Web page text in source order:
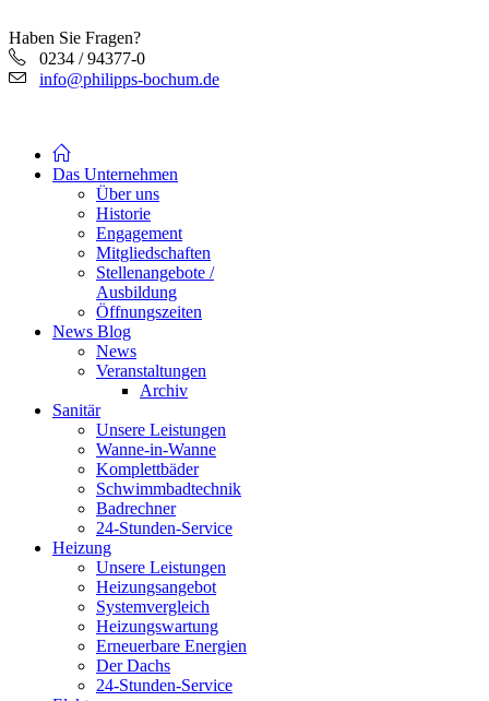
Haben Sie Fragen?
0234 / 94377-0
info@philipps-bochum.de
Das Unternehmen
Über uns
Historie
Engagement
Mitgliedschaften
Stellenangebote /
Ausbildung
Öffnungszeiten
News Blog
News
Veranstaltungen
Archiv
Sanitär
Unsere Leistungen
Wanne-in-Wanne
Komplettbäder
Schwimmbadtechnik
Badrechner
24-Stunden-Service
Heizung
Unsere Leistungen
Heizungsangebot
Systemvergleich
Heizungswartung
Erneuerbare Energien
Der Dachs
24-Stunden-Service